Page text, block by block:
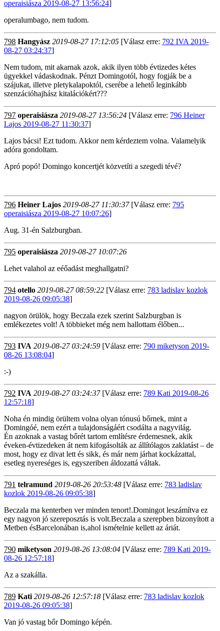
operaisiásza 2019-08-27 13:56:24]
operalumbago, nem tudom.
798 Hangyász 2019-08-27 17:12:05 [Válasz erre: 792 IVA 2019-
08-27 03:24:37]
Nem tudom, mit akarnak azok, akik ilyen több évtizedes kétes
ügyekkel vádaskodnak. Pénzt Domingotól, hogy fogják be a
szájukat, illetve pletykalapoktól, cserébe a lehető leginkább
szenzációhajhász kitalációkért???
797 operaisiásza 2019-08-27 13:56:24 [Válasz erre: 796 Heiner
Lajos 2019-08-27 11:30:37]
Lajos bácsi! Ezt tudom. Akkor nem kérdeztem volna. Valamelyik
adóra gondoltam.
Apró popó! Domingo koncertjét közvetíti a szegedi tévé?
796 Heiner Lajos 2019-08-27 11:30:37[Válasz erre: 795
operaisiásza 2019-08-27 10:07:26]
Aug. 31-én Salzburgban.
795 operaisiásza 2019-08-27 10:07:26
Lehet valahol az eéőadást meghallgatni?
794 otello 2019-08-27 08:59:22 [Válasz erre: 783 ladislav kozlok
2019-08-26 09:05:38]
nagyon örülök, hogy Beczala ezek szerint Salzburgban is
emlékezetes volt! A többieket még nem hallottam élőben...
793 IVA 2019-08-27 03:24:59 [Válasz erre: 790 miketyson 2019-
08-26 13:08:04]
:-)
792 IVA 2019-08-27 03:24:37[Válasz erre: 789 Kati 2019-08-26
12:57:18]
Noha én mindig örültem volna olyan tónusú bőrnek, mint a
Domingóé, nem ezért a tulajdonságáért csodálta a nagyvilág.
Én azoknak a vastag bőrét tartom említésre érdemesnek, akik
éveken-évtizedeken át nem kifogásolták az állítólagos zaklatást – de
most, hogy ez divat lett és sikk, és már nem járhat kockázattal,
esetleg nyereséges is, egyszeriben áldozattá váltak.
791 telramund 2019-08-26 20:53:48 [Válasz erre: 783 ladislav
kozlok 2019-08-26 09:05:38]
Beczala ma kenterben ver minden tenort!.Domingot leszámítva ez
egy nagyon jó szereposztás is volt.Beczala a szerepben bizonyított a
Metben ésBarcelonában is,ahol ismételnie kellett az áriát.
790 miketyson 2019-08-26 13:08:04 [Válasz erre: 789 Kati 2019-
08-26 12:57:18]
Az a szakálla.
789 Kati 2019-08-26 12:57:18 [Válasz erre: 783 ladislav kozlok
2019-08-26 09:05:38]
Van jó vastag bőr Domingo képén.